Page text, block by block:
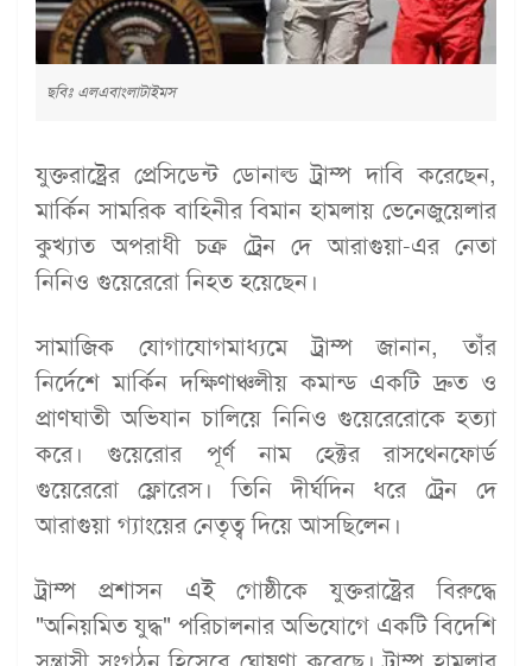
ছবিঃ এলএবাংলাটাইমস
যুক্তরাষ্ট্রের প্রেসিডেন্ট ডোনাল্ড ট্রাম্প দাবি করেছেন,
মার্কিন সামরিক বাহিনীর বিমান হামলায় ভেনেজুয়েলার
কুখ্যাত অপরাধী চক্র ট্রেন দে আরাগুয়া-এর নেতা
নিনিও গুয়েরেরো নিহত হয়েছেন।
সামাজিক যোগাযোগমাধ্যমে ট্রাম্প জানান, তাঁর
নির্দেশে মার্কিন দক্ষিণাঞ্চলীয় কমান্ড একটি দ্রুত ও
প্রাণঘাতী অভিযান চালিয়ে নিনিও গুয়েরেরোকে হত্যা
করে। গুয়েরোর পূর্ণ নাম হেক্টর রাসথেনফোর্ড
গুয়েরেরো ফ্লোরেস। তিনি দীর্ঘদিন ধরে ট্রেন দে
আরাগুয়া গ্যাংয়ের নেতৃত্ব দিয়ে আসছিলেন।
ট্রাম্প প্রশাসন এই গোষ্ঠীকে যুক্তরাষ্ট্রের বিরুদ্ধে
"অনিয়মিত যুদ্ধ" পরিচালনার অভিযোগে একটি বিদেশি